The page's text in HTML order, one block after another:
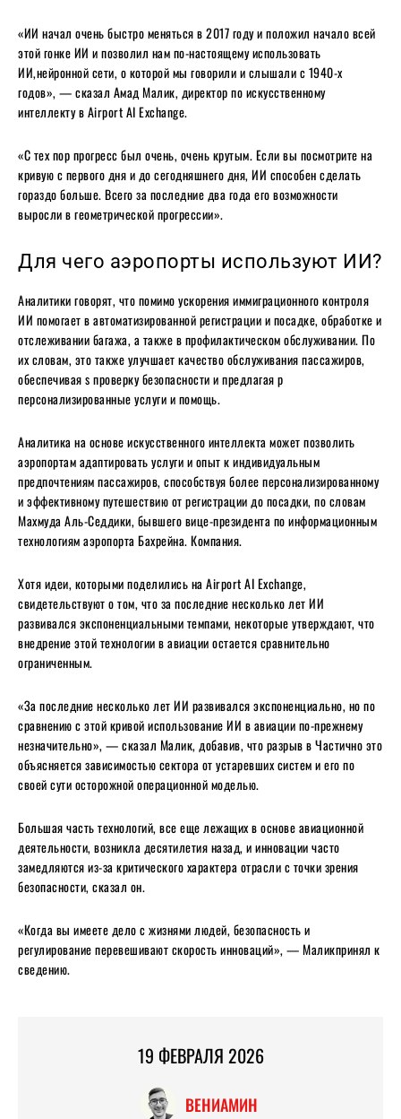
«ИИ начал очень быстро меняться в 2017 году и положил начало всей
этой гонке ИИ и позволил нам по-настоящему использовать
ИИ,нейронной сети, о которой мы говорили и слышали с 1940-х
годов», — сказал Амад Малик, директор по искусственному
интеллекту в Airport AI Exchange.
«С тех пор прогресс был очень, очень крутым. Если вы посмотрите на
кривую с первого дня и до сегодняшнего дня, ИИ способен сделать
гораздо больше. Всего за последние два года его возможности
выросли в геометрической прогрессии».
Для чего аэропорты используют ИИ?
Аналитики говорят, что помимо ускорения иммиграционного контроля
ИИ помогает в автоматизированной регистрации и посадке, обработке и
отслеживании багажа, а также в профилактическом обслуживании. По
их словам, это также улучшает качество обслуживания пассажиров,
обеспечивая sпроверку безопасности и предлагая p
персонализированные услуги и помощь.
Аналитика на основе искусственного интеллекта может позволить
аэропортам адаптировать услуги и опыт к индивидуальным
предпочтениям пассажиров, способствуя более персонализированному
и эффективному путешествию от регистрации до посадки, по словам
Махмуда Аль-Седдики, бывшего вице-президента по информационным
технологиям аэропорта Бахрейна. Компания.
Хотя идеи, которыми поделились на Airport AI Exchange,
свидетельствуют о том, что за последние несколько лет ИИ
развивался экспоненциальными темпами, некоторые утверждают, что
внедрение этой технологии в авиации остается сравнительно
ограниченным.
«За последние несколько лет ИИ развивался экспоненциально, но по
сравнению с этой кривой использование ИИ в авиации по-прежнему
незначительно», — сказал Малик, добавив, что разрыв вЧастично это
объясняется зависимостью сектора от устаревших систем и его по
своей сути осторожной операционной моделью.
Большая часть технологий, все еще лежащих в основе авиационной
деятельности, возникла десятилетия назад, и инновации часто
замедляются из-за критического характера отрасли с точки зрения
безопасности, сказал он.
«Когда вы имеете дело с жизнями людей, безопасность и
регулирование перевешивают скорость инноваций», — Маликпринял к
сведению.
19 ФЕВРАЛЯ 2026
ВЕНИАМИН